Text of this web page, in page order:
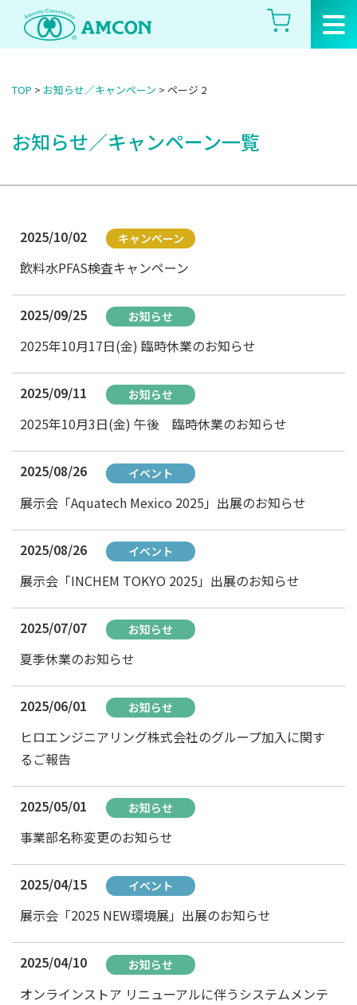
Skip
the
TOP > お知らせ／キャンペーン > ページ 2
お知らせ／キャンペーン一覧
2025/10/02 キャンペーン
飲料水PFAS検査キャンペーン
2025/09/25 お知らせ
2025年10月17日(金) 臨時休業のお知らせ
2025/09/11 お知らせ
2025年10月3日(金) 午後 臨時休業のお知らせ
2025/08/26 イベント
展示会「Aquatech Mexico 2025」出展のお知らせ
2025/08/26 イベント
展示会「INCHEM TOKYO 2025」出展のお知らせ
2025/07/07 お知らせ
夏季休業のお知らせ
2025/06/01 お知らせ
ヒロエンジニアリング株式会社のグループ加入に関す
るご報告
2025/05/01 お知らせ
事業部名称変更のお知らせ
2025/04/15 イベント
展示会「2025 NEW環境展」出展のお知らせ
2025/04/10 お知らせ
オンラインストア リニューアルに伴うシステムメンテ